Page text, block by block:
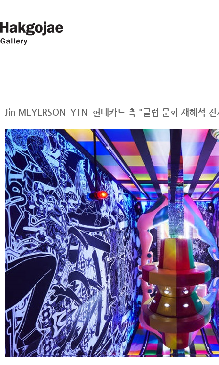
Jin MEYERSON_YTN_현대카드 측 "클럽 문화 재해석